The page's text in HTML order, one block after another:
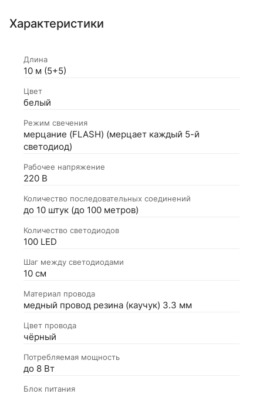
Характеристики
Длина
10 м (5+5)
Цвет
белый
Режим свечения
мерцание (FLASH) (мерцает каждый 5-й
светодиод)
Рабочее напряжение
220 В
Количество последовательных соединений
до 10 штук (до 100 метров)
Количество светодиодов
100 LED
Шаг между светодиодами
10 см
Материал провода
медный провод резина (каучук) 3.3 мм
Цвет провода
чёрный
Потребляемая мощность
до 8 Вт
Блок питания